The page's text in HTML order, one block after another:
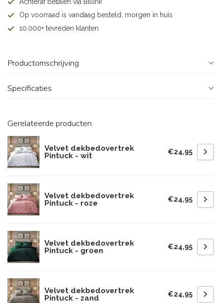
Op voorraad is vandaag besteld, morgen in huis
10.000+ tevreden klanten
Productomschrijving
Specificaties
Gerelateerde producten
Velvet dekbedovertrek
Pintuck - wit
€24,95
Velvet dekbedovertrek
Pintuck - roze
€24,95
Velvet dekbedovertrek
Pintuck - groen
€24,95
Velvet dekbedovertrek
Pintuck - zand
€24,95